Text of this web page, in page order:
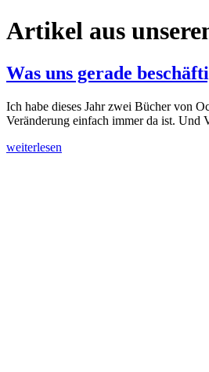
Artikel aus
Was uns gerade
Ich habe dieses Jahr zwei Bücher von
Veränderung einfach immer da ist.
weiterlesen